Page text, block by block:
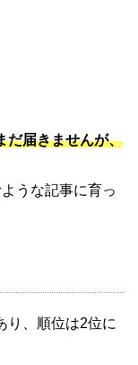
だ届きませんが、
うな記事に育っ
り、順位は2位に